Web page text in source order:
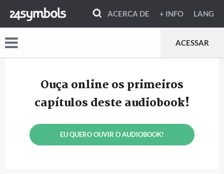
ACERCA DE + INFO LANG
ACESSAR
Ouça online os primeiros
capítulos deste audiobook!
EU QUERO OUVIR O AUDIOBOOK!